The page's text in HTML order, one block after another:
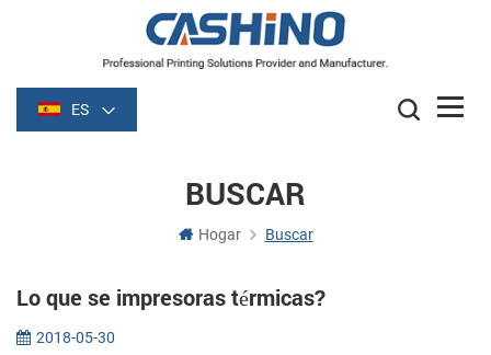
ES
BUSCAR
Hogar Buscar
Lo que se impresoras térmicas?
2018-05-30